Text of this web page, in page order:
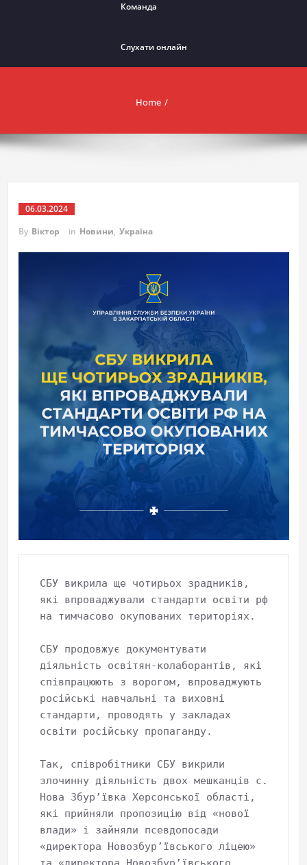
Команда
Слухати онлайн
Home
06.03.2024
By Віктор in Новини, Україна
СБУ викрила ще чотирьох зрадників,
які впроваджували стандарти освіти рф
на тимчасово окупованих територіях.
СБУ продовжує документувати
діяльність освітян-колаборантів, які
співпрацюють з ворогом, впроваджують
російські навчальні та виховні
стандарти, проводять у закладах
освіти російську пропаганду.
Так, співробітники СБУ викрили
злочинну діяльність двох мешканців с.
Нова Збурʼївка Херсонської області,
які прийняли пропозицію від «нової
влади» і зайняли псевдопосади
«директора Новозбур’ївського ліцею»